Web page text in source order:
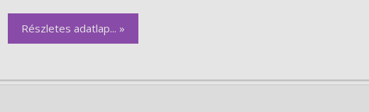
Részletes adatlap... »